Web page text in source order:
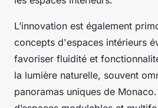
L’innovation est également
concepts d'espaces intérieurs
favoriser fluidité et
la lumière naturelle, souvent
panoramas uniques de